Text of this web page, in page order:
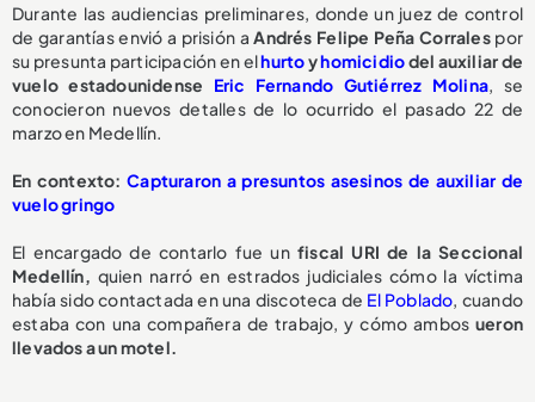
Durante las audiencias preliminares, donde un juez de control
de garantías envió a prisión aAndrés Felipe Peña Corralespor
su presunta participación en elhurtoyhomicidiodel auxiliar de
vuelo estadounidense Eric Fernando Gutiérrez Molina, se
conocieron nuevos detalles de lo ocurrido el pasado 22 de
marzo en Medellín.
En contexto: Capturaron a presuntos asesinos de auxiliar de
vuelo gringo
El encargado de contarlo fue unfiscal URI de la Seccional
Medellín, quien narró en estrados judiciales cómo la víctima
había sido contactada en una discoteca de El Poblado, cuando
estaba con una compañera de trabajo, y cómo ambos ueron
llevados a un motel.